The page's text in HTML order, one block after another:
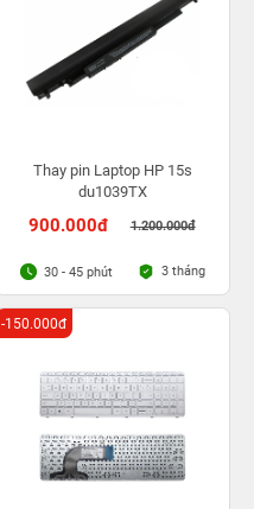
Thay pin Laptop HP 15s
du1039TX
900.000đ 1.200.000đ
30 - 45 phút 3 tháng
-150.000đ